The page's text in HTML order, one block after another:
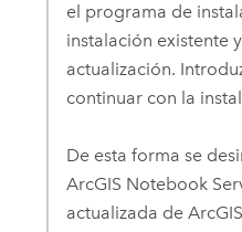
el programa de
instalación existente
actualización.
continuar con la
De esta forma se
ArcGIS Notebook
actualizada de